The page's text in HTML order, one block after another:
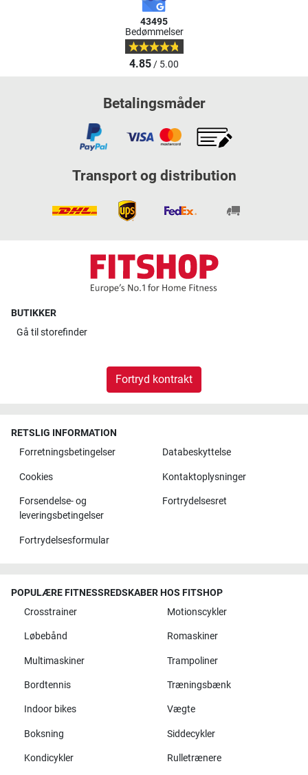
43495
Bedømmelser
4.85/ 5.00
Betalingsmåder
Transport og distribution
BUTIKKER
Gå til storefinder
Fortryd kontrakt
RETSLIG INFORMATION
Forretningsbetingelser
Databeskyttelse
Cookies Kontaktoplysninger
Forsendelse- og
leveringsbetingelser
Fortrydelsesret
Fortrydelsesformular
POPULÆRE FITNESSREDSKABER HOS FITSHOP
Crosstrainer
Motionscykler
Løbebånd Romaskiner
Multimaskiner Trampoliner
Bordtennis Træningsbænk
Indoor bikes Vægte
Boksning Siddecykler
Kondicykler Rulletrænere